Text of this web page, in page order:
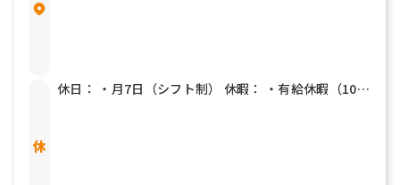
休日： ・月7日（シフト制） 休暇： ・有給休暇（10日